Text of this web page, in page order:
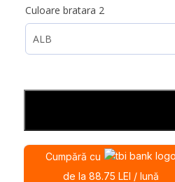
Culoare bratara 2
Cumpără cu
de la 88.75 LEI / lună